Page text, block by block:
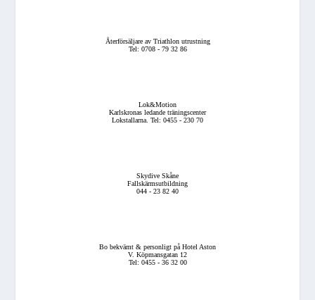
Återförsäljare av Triathlon utrustning
Tel: 0708 - 79 32 86
Lok&Motion
Karlskronas ledande träningscenter
Lokstallarna. Tel: 0455 - 230 70
Skydive Skåne
Fallskärmsutbildning
044 - 23 82 40
Bo bekvämt & personligt på Hotel Aston
V. Köpmansgatan 12
Tel: 0455 - 36 32 00